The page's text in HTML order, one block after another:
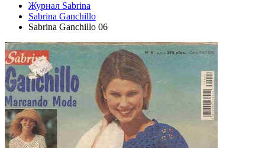
Журнал Sabrina
Sabrina Ganchillo
Sabrina Ganchillo 06